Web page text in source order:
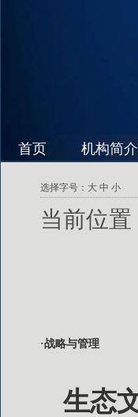
首页 机构简介
选择字号： 大 中 小
当前位置
·战略与管理
生态